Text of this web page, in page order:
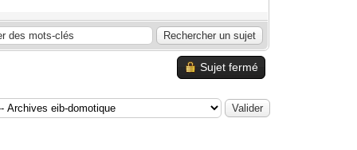
Sujet fermé